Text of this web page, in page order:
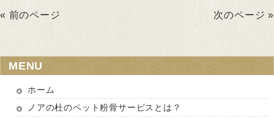
« 前のページ 次のページ »
MENU
ホーム
ノアの杜のペット粉骨サービスとは？